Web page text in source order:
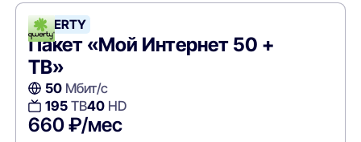
QWERTY
Пакет «Мой Интернет 50 +
ТВ»
50Мбит/с
195ТВ40HD
660 ₽/мес